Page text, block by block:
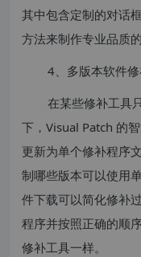
其中包含定制的对话
方法来制作专业品质
4、多版本软件
在某些修补工具
下，Visual Patch 的
更新为单个修补程序
制哪些版本可以使用
件下载可以简化修补
程序并按照正确的顺
修补工具一样。